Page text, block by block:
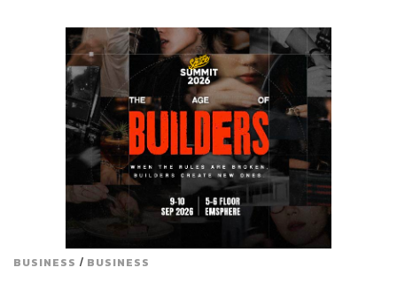
BUSINESS / BUSINESS